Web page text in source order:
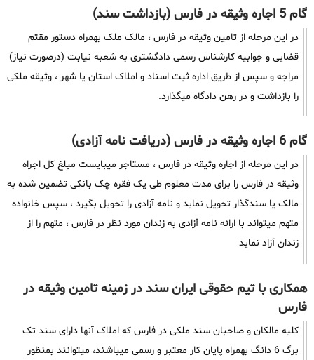
گام 5 اجاره وثیقه در فارس (بازداشت سند)
در این مرحله از تامین وثیقه در فارس ، مالک ملک بهمراه دستور مقتم
قضایی و جوابیه کارشناس رسمی دادگشتری به شعبه نیابت (درصورت نیاز)
مراجه و سپس از طریق اداره ثبت اسناد و املاک استان یا شهر ، وثیقه ملکی
را بازداشت و در رهن دادگاه میگذارد.
گام 6 اجاره وثیقه در فارس (دریافت نامه آزادی)
در این مرحله از اجاره وثیقه در فارس ، مستاجر میبایست مبلغ کل اجراه
وثیقه در فارس را برای مدت معلوم طی یک فقره چک بانکی تضمین شده به
مالک یا سندگذار تحویل نماید و نامه آزادی را تحویل بگیرد ، سپس خانواده
متهم میتواند با ارائه نامه آزادی به زندان مورد نظر در فارس ، متهم را از
زندان آزاد نماید
همکاری با تیم حقوقی ایران سند در زمینه تامین وثیقه در
فارس
کلیه مالکان و صاحبان سند ملکی در فارس که املاک آنها دارای سند تک
برگ 6 دانگ بهمراه پایان کار معتبر و رسمی میباشند، میتوانند بمنظور